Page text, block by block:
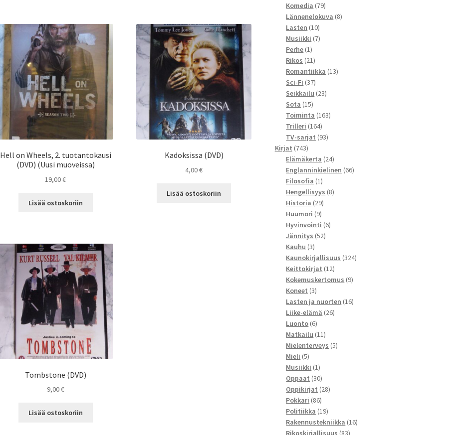
Hell on Wheels, 2. tuotantokausi
(DVD) (Uusi muoveissa)
19,00€
Lisää ostoskoriin
Kadoksissa (DVD)
4,00€
Lisää ostoskoriin
Tombstone (DVD)
9,00€
Lisää ostoskoriin
tuotetta
Komedia 7979
tuotetta
Lännenelokuva 88
Lasten 1010
tuotetta
Musiikki 77
Perhe 11
tuote
Rikos 2121
tuotetta
Romantiikka 1313
Sci-Fi 3737
tuotetta
Seikkailu 2323
Sota 1515
tuotetta
Toiminta 163163
Trilleri 164164
tuotetta
TV-sarjat 9393
Kirjat 743743
tuotetta
Elämäkerta 2424
tuotetta
Englanninkielinen 6666
Filosofia 11
tuote
Hengellisyys 88
Historia 2929
Huumori 99
tuotetta
Hyvinvointi 66
Jännitys 5252
Kauhu 33
tuotetta
Kaunokirjallisuus 324324
Keittokirjat 1212
tuotetta
Kokemuskertomus 99
Koneet 33
tuotetta
Lasten ja nuorten 1616
Liike-elämä 2626
Luonto 66
tuotetta
Matkailu 1111
tuotetta
Mielenterveys 55
Mieli 55
tuotetta
Musiikki 11
tuote
Oppaat 3030
tuotetta
Oppikirjat 2828
Pokkari 8686
tuotetta
Politiikka 1919
tuotetta
Rakennustekniikka 1616
83